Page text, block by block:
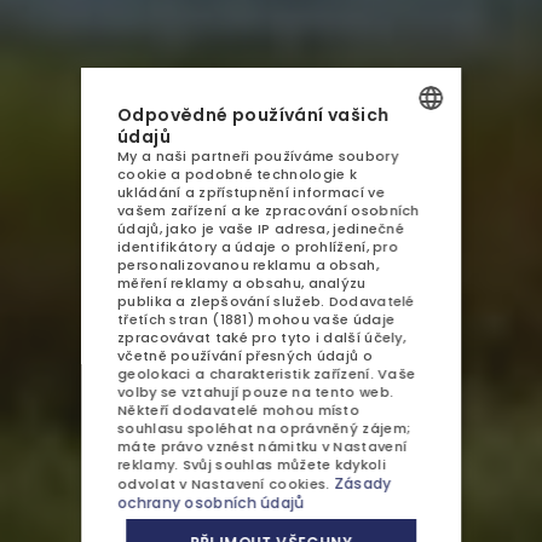
GASTRONOMIE
AQUAPARK
SPA
ATRAKCE
GALERIE
KONTAKT
NABÍDKY A AKCE
Jaro ve Wolinském
POLISH
ENGLISH
GERMAN
Odpovědné používání vašich
údajů
My a naši partneři používáme soubory
cookie a podobné technologie k
ukládání a zpřístupnění informací ve
vašem zařízení a ke zpracování osobních
údajů, jako je vaše IP adresa, jedinečné
identifikátory a údaje o prohlížení, pro
personalizovanou reklamu a obsah,
měření reklamy a obsahu, analýzu
publika a zlepšování služeb. Dodavatelé
třetích stran (1881) mohou vaše údaje
zpracovávat také pro tyto i další účely,
včetně používání přesných údajů o
geolokaci a charakteristik zařízení. Vaše
volby se vztahují pouze na tento web.
Někteří dodavatelé mohou místo
souhlasu spoléhat na oprávněný zájem;
máte právo vznést námitku vNastavení
reklamy. Svůj souhlas můžete kdykoli
odvolat vNastavení cookies. Zásady
ochrany osobních údajů